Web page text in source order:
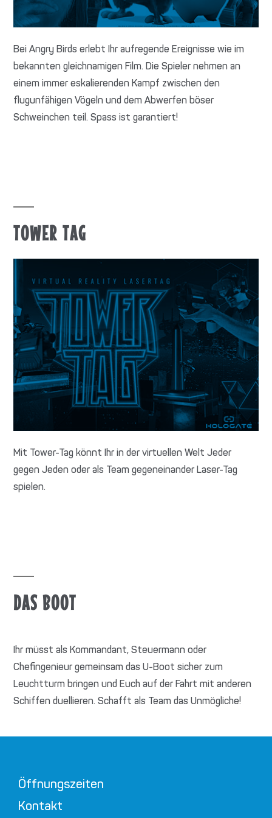
Bei Angry Birds erlebt Ihr aufregende Ereignisse wie im
bekannten gleichnamigen Film. Die Spieler nehmen an
einem immer eskalierenden Kampf zwischen den
flugunfähigen Vögeln und dem Abwerfen böser
Schweinchen teil. Spass ist garantiert!
TOWER TAG
Mit Tower-Tag könnt Ihr in der virtuellen Welt Jeder
gegen Jeden oder als Team gegeneinander Laser-Tag
spielen.
DAS BOOT
Ihr müsst als Kommandant, Steuermann oder
Chefingenieur gemeinsam das U-Boot sicher zum
Leuchtturm bringen und Euch auf der Fahrt mit anderen
Schiffen duellieren. Schafft als Team das Unmögliche!
Öffnungszeiten
Kontakt